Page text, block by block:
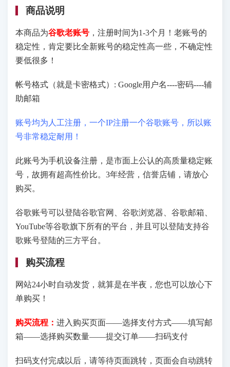
商品说明
本商品为谷歌老账号 ，注册时间为1-3个月！老账号的
稳定性，肯定要比全新账号的稳定性高一些，不确定性
要低很多！
帐号格式（就是卡密格式）: Google用户名----密码----辅
助邮箱
账号均为人工注册，一个IP注册一个谷歌账号，所以账
号非常稳定耐用！
此账号为手机设备注册，是市面上公认的高质量稳定账
号，故拥有超高性价比。3年经营，信誉店铺，请放心
购买。
谷歌账号可以登陆谷歌官网、谷歌浏览器、谷歌邮箱、
YouTube等谷歌旗下所有的平台，并且可以登陆支持谷
歌账号登陆的三方平台。
购买流程
网站24小时自动发货，就算是在半夜，您也可以放心下
单购买！
购买流程： 进入购买页面——选择支付方式——填写邮
箱——选择购买数量——提交订单——扫码支付
扫码支付完成以后，请等待页面跳转，页面会自动跳转